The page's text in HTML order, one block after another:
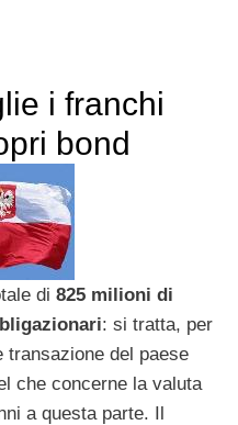
i franchi
bond
di 825 milioni di
: si tratta, per
transazione del paese
che concerne la valuta
a questa parte. Il